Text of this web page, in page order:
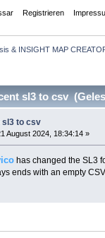
Registrieren
& INSIGHT MAP
sl3 to csv
sl3 to csv
August 2024, 18:34:14 »
has changed the SL3
ends with an empty